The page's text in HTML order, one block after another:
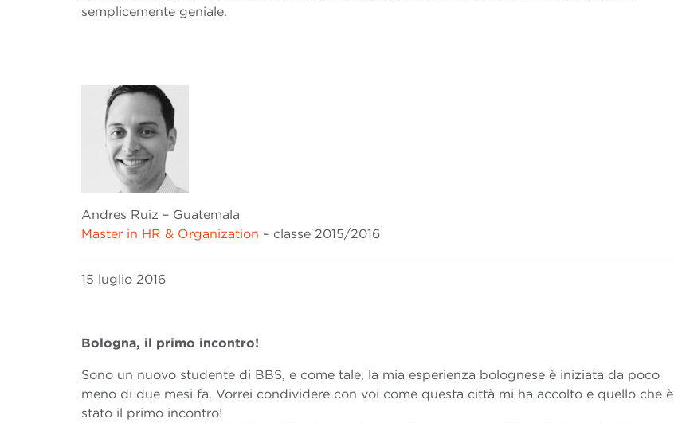
semplicemente geniale.
Andres Ruiz – Guatemala
Master in HR & Organization – classe 2015/2016
15 luglio 2016
Bologna, il primo incontro!
Sono un nuovo studente di BBS, e come tale, la mia esperienza bolognese è iniziata da poco
meno di due mesi fa. Vorrei condividere con voi come questa città mi ha accolto e quello che è
stato il primo incontro!